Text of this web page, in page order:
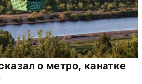
о метро, канатке